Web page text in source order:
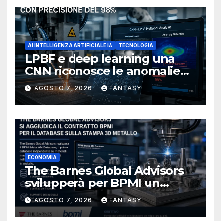
AI INTELLIGENZA ARTIFICIALE IA TECNOLOGIA
LPBF e deep learning una
CNN riconosce le anomalie
del bagno di fusione
AGOSTO 7, 2026 FANTASY
ECONOMIA
The Barnes Global Advisors
svilupperà per BPMI un
database per la stampa 3D
metallica destinata alla filiera
AGOSTO 7, 2026 FANTASY